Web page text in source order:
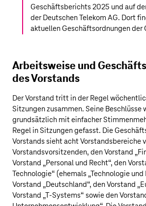
Geschäftsberichts 2025 und auf
der Deutschen Telekom AG. Dort
aktuellen Geschäftsordnungen der
Arbeitsweise und
des Vorstands
Der Vorstand tritt in der Regel
Sitzungen zusammen. Seine Beschlüsse
grundsätzlich mit einfacher
Regel in Sitzungen gefasst. Die
Vorstands sieht acht Vorstandsbereiche
Vorstandsvorsitzenden, den Vorstand
Vorstand „Personal und Recht“, den
Technologie“ (ehemals „Technologie
Vorstand „Deutschland“, den Vorstand
Vorstand „T‑Systems“ sowie den